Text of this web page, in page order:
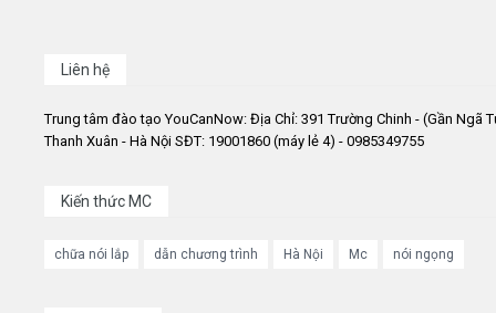
Liên hệ
Trung tâm đào tạo YouCanNow: Địa Chỉ: 391 Trường Chinh - (Gần Ngã
Thanh Xuân - Hà Nội SĐT: 19001860 (máy lẻ 4) - 0985349755
Kiến thức MC
chữa nói lắp dẫn chương trình Hà Nội Mc nói ngọng